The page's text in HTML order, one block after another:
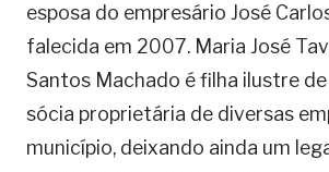
esposa do empresário José
falecida em 2007. Maria José
Santos Machado é filha ilustre
sócia proprietária de diversas
município, deixando ainda um